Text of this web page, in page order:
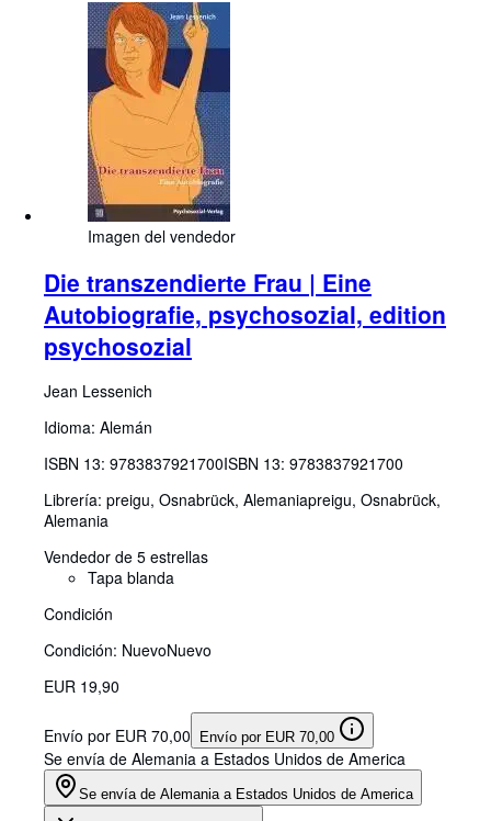
Imagen del vendedor
Die transzendierte Frau | Eine
Autobiografie, psychosozial, edition
psychosozial
Jean Lessenich
Idioma: Alemán
ISBN 13: 9783837921700ISBN 13: 9783837921700
Librería: preigu, Osnabrück, Alemaniapreigu, Osnabrück,
Alemania
Vendedor de 5 estrellas
Tapa blanda
Condición
Condición: NuevoNuevo
EUR 19,90
Envío por EUR 70,00 Envío por EUR 70,00
Se envía de Alemania a Estados Unidos de America
Se envía de Alemania a Estados Unidos de America